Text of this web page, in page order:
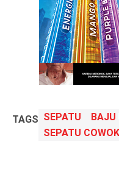
TAGS SEPATU BAJU
SEPATU COWOK